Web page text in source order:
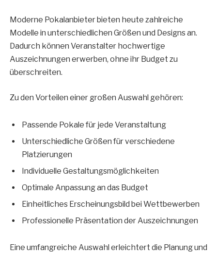
Moderne Pokalanbieter bieten heute zahlreiche
Modelle in unterschiedlichen Größen und Designs an.
Dadurch können Veranstalter hochwertige
Auszeichnungen erwerben, ohne ihr Budget zu
überschreiten.
Zu den Vorteilen einer großen Auswahl gehören:
Passende Pokale für jede Veranstaltung
Unterschiedliche Größen für verschiedene
Platzierungen
Individuelle Gestaltungsmöglichkeiten
Optimale Anpassung an das Budget
Einheitliches Erscheinungsbild bei Wettbewerben
Professionelle Präsentation der Auszeichnungen
Eine umfangreiche Auswahl erleichtert die Planung und